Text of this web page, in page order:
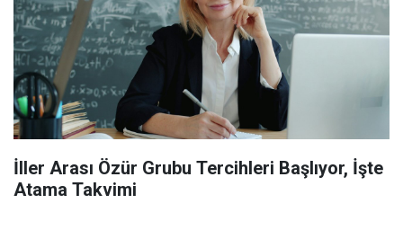
İller Arası Özür Grubu Tercihleri Başlıyor, İşte
Atama Takvimi